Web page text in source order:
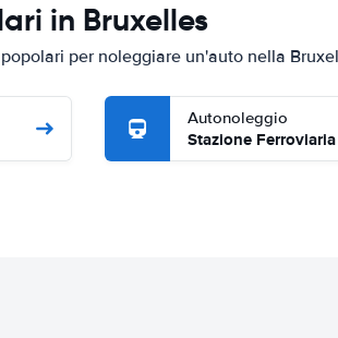
in Bruxelles
per noleggiare un'auto nella
Autonoleggio
Stazione